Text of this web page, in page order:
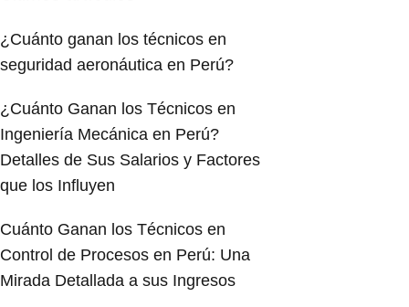
¿Cuánto ganan los técnicos en
seguridad aeronáutica en Perú?
¿Cuánto Ganan los Técnicos en
Ingeniería Mecánica en Perú?
Detalles de Sus Salarios y Factores
que los Influyen
Cuánto Ganan los Técnicos en
Control de Procesos en Perú: Una
Mirada Detallada a sus Ingresos